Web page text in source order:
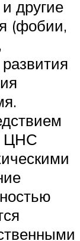
другие
(фобии,
ЦНС